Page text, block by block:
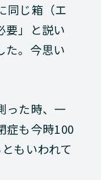
同じ箱（エ
要」と説い
た。今思い
った時、一
症も今時100
もいわれて